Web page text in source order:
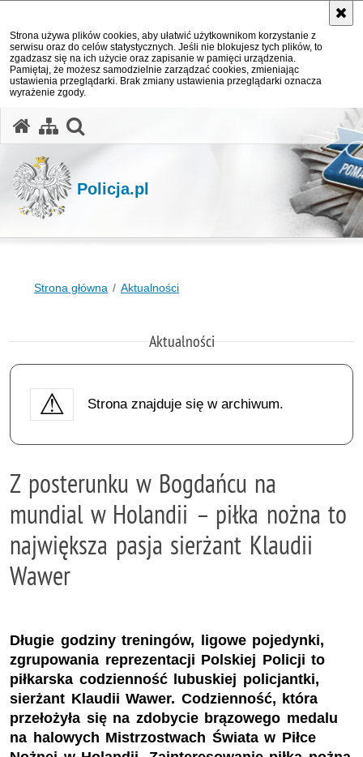
Strona używa plików cookies, aby ułatwić użytkownikom korzystanie z
serwisu oraz do celów statystycznych. Jeśli nie blokujesz tych plików, to
zgadzasz się na ich użycie oraz zapisanie w pamięci urządzenia.
Pamiętaj, że możesz samodzielnie zarządzać cookies, zmieniając
ustawienia przeglądarki. Brak zmiany ustawienia przeglądarki oznacza
wyrażenie zgody.
Policja.pl
Strona główna Aktualności
Aktualności
Strona znajduje się w archiwum.
Z posterunku w Bogdańcu na
mundial w Holandii – piłka nożna to
największa pasja sierżant Klaudii
Wawer
Długie godziny treningów, ligowe pojedynki,
zgrupowania reprezentacji Polskiej Policji to
piłkarska codzienność lubuskiej policjantki,
sierżant Klaudii Wawer. Codzienność, która
przełożyła się na zdobycie brązowego medalu
na halowych Mistrzostwach Świata w Piłce